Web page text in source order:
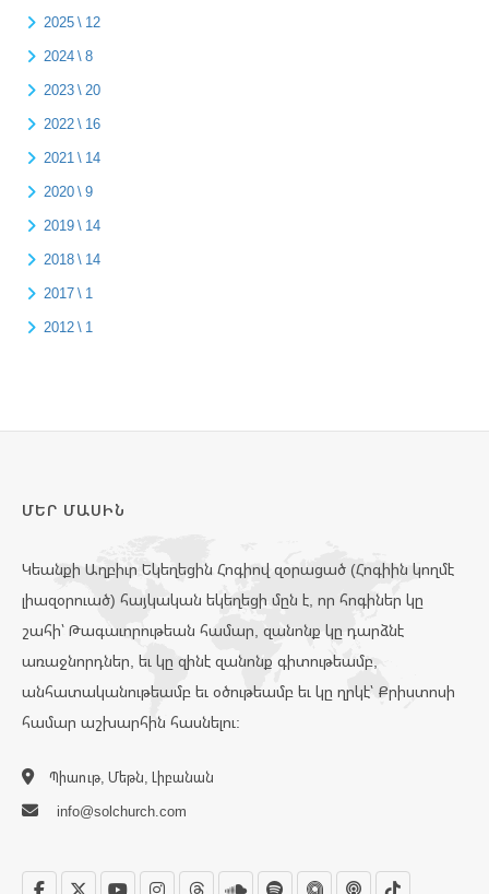
2025 \ 12
2024 \ 8
2023 \ 20
2022 \ 16
2021 \ 14
2020 \ 9
2019 \ 14
2018 \ 14
2017 \ 1
2012 \ 1
ՄԵՐ ՄԱՍԻՆ
Կեանքի Աղբիւր Եկեղեցին Հոգիով զօրացած (Հոգիին կողմէ
լիազօրուած) հայկական եկեղեցի մըն է, որ հոգիներ կը
շահի՝ Թագաւորութեան համար, զանոնք կը դարձնէ
առաջնորդներ, եւ կը զինէ զանոնք գիտութեամբ,
անհատականութեամբ եւ օծութեամբ եւ կը ղրկէ՝ Քրիստոսի
համար աշխարհին հասնելու:
Պիաութ, Մեթն, Լիբանան
info@solchurch.com